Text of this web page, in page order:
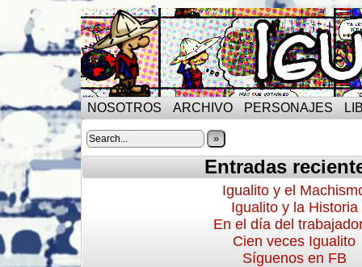
NOSOTROS ARCHIVO PERSONAJES
»
Entradas
Igualito y el
Igualito y la Historia
En el día del
Cien veces Igualito
Síguenos en FB